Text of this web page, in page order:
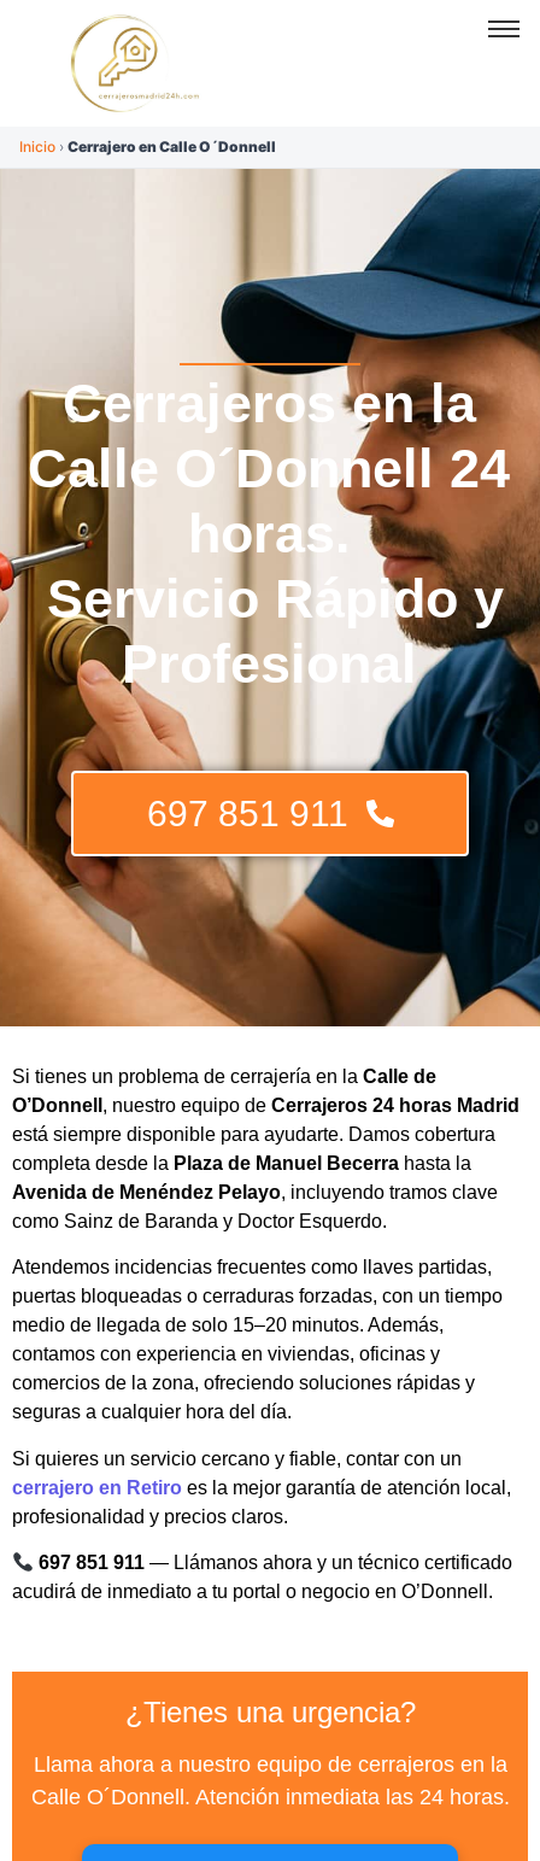
Inicio › Cerrajero en Calle O´Donnell
Cerrajeros en la
Calle O´Donnell 24
horas.
Servicio Rápido y
Profesional
697 851 911
Si tienes un problema de cerrajería en la Calle de
O’Donnell , nuestro equipo de Cerrajeros 24 horas Madrid
está siempre disponible para ayudarte. Damos cobertura
completa desde la Plaza de Manuel Becerra hasta la
Avenida de Menéndez Pelayo, incluyendo tramos clave
como Sainz de Baranda y Doctor Esquerdo.
Atendemos incidencias frecuentes como llaves partidas,
puertas bloqueadas o cerraduras forzadas, con un tiempo
medio de llegada de solo 15–20 minutos. Además,
contamos con experiencia en viviendas, oficinas y
comercios de la zona, ofreciendo soluciones rápidas y
seguras a cualquier hora del día.
Si quieres un servicio cercano y fiable, contar con un
cerrajero en Retiro es la mejor garantía de atención local,
profesionalidad y precios claros.
697 851 911 — Llámanos ahora y un técnico certificado
acudirá de inmediato a tu portal o negocio en O’Donnell.
¿Tienes una urgencia?
Llama ahora a nuestro equipo de cerrajeros en la
Calle O´Donnell. Atención inmediata las 24 horas.